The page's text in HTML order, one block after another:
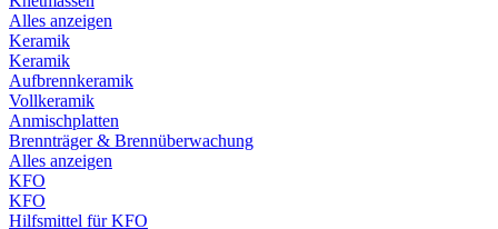
Alles anzeigen
Keramik
Keramik
Aufbrennkeramik
Vollkeramik
Anmischplatten
Brennträger & Brennüberwachung
Alles anzeigen
KFO
KFO
Hilfsmittel für KFO